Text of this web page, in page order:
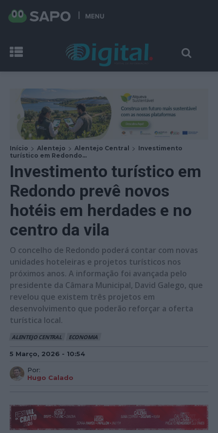
MENU
Início Alentejo Alentejo Central
Investimento
turístico em Redondo...
Investimento turístico em
Redondo prevê novos
hotéis em herdades e no
centro da vila
O concelho de Redondo poderá contar com novas
unidades hoteleiras e projetos turísticos nos
próximos anos. A informação foi avançada pelo
presidente da Câmara Municipal, David Galego, que
revelou que existem três projetos em
desenvolvimento que poderão reforçar a oferta
turística local.
ALENTEJO CENTRAL ECONOMIA
5 Março, 2026 - 10:54
Por:
Hugo Calado